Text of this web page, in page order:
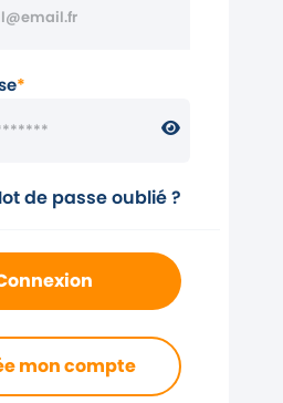
*
de passe oublié ?
mon compte